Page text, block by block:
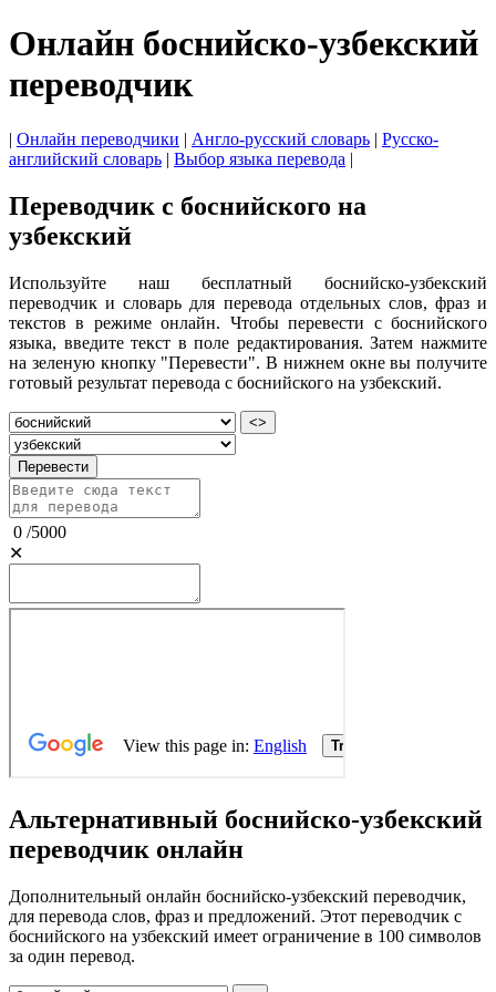
Онлайн боснийско-узбекский
переводчик
| Онлайн переводчики | Англо-русский словарь | Русско-
английский словарь | Выбор языка перевода |
Переводчик с боснийского на
узбекский
Используйте наш бесплатный боснийско-узбекский
переводчик и словарь для перевода отдельных слов, фраз и
текстов в режиме онлайн. Чтобы перевести с боснийского
языка, введите текст в поле редактирования. Затем нажмите
на зеленую кнопку "Перевести". В нижнем окне вы получите
готовый результат перевода с боснийского на узбекский.
<>
Перевести
0 /5000
✕
Альтернативный боснийско-узбекский
переводчик онлайн
Дополнительный онлайн боснийско-узбекский переводчик,
для перевода слов, фраз и предложений. Этот переводчик с
боснийского на узбекский имеет ограничение в 100 символов
за один перевод.